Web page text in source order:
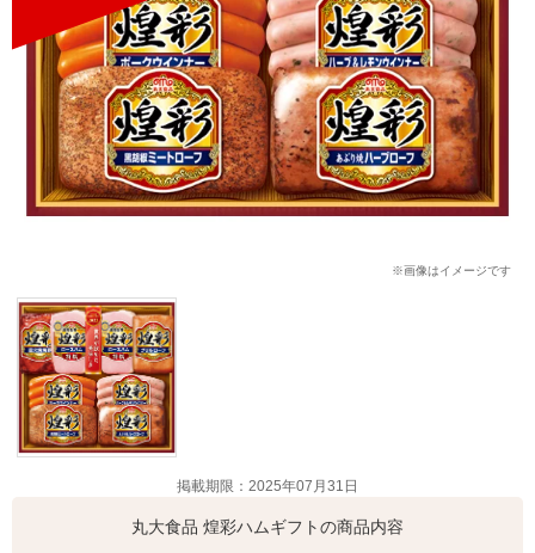
※画像はイメージです
掲載期限：2025年07月31日
丸大食品 煌彩ハムギフトの商品内容